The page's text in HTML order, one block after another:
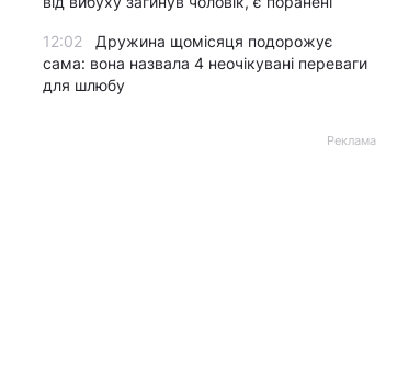
12:02
Дружина щомісяця подорожує
сама: вона назвала 4 неочікувані переваги
для шлюбу
Реклама